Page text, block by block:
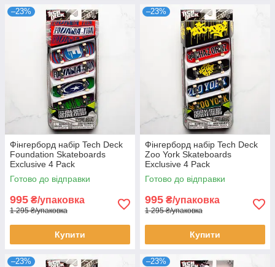
–23%
Фінгерборд набір Tech Deck
Foundation Skateboards
Exclusive 4 Pack
Готово до відправки
995 ₴/упаковка
1 295 ₴/упаковка
Купити
–23%
Фінгерборд набір Tech Deck
Zoo York Skateboards
Exclusive 4 Pack
Готово до відправки
995 ₴/упаковка
1 295 ₴/упаковка
Купити
–23% –23%